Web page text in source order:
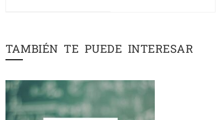
TAMBIÉN TE PUEDE INTERESAR